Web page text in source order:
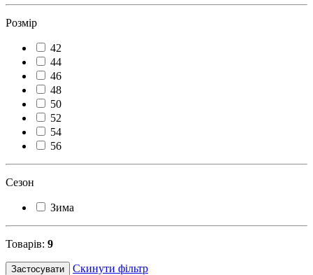
Розмір
42
44
46
48
50
52
54
56
Сезон
Зима
Товарів: 9
Застосувати Скинути фільтр